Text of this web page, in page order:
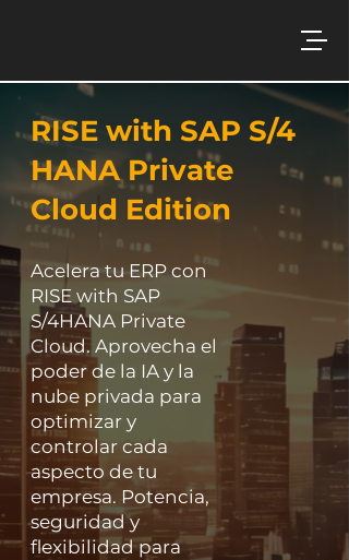
RISE with SAP S/4
HANA Private
Cloud Edition
Acelera tu ERP con
RISE with SAP
S/4HANA Private
Cloud. Aprovecha el
poder de la IA y la
nube privada para
optimizar y
controlar cada
aspecto de tu
empresa. Potencia,
seguridad y
flexibilidad para